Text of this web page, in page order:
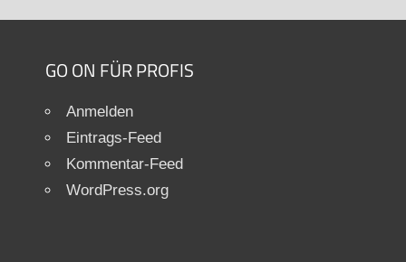
GO ON FÜR PROFIS
Anmelden
Eintrags-Feed
Kommentar-Feed
WordPress.org